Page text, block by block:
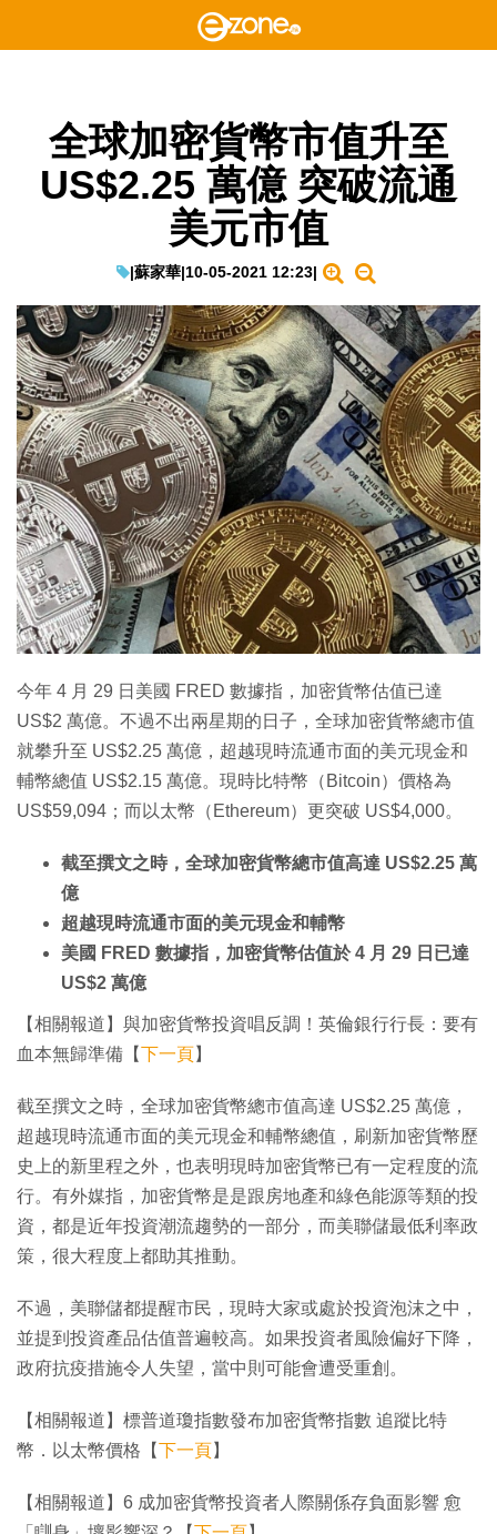
全球加密貨幣市值升至
US$2.25 萬億 突破流通
美元市值
|蘇家華|10-05-2021 12:23|
今年 4 月 29 日美國 FRED 數據指，加密貨幣估值已達
US$2 萬億。不過不出兩星期的日子，全球加密貨幣總市值
就攀升至 US$2.25 萬億，超越現時流通市面的美元現金和
輔幣總值 US$2.15 萬億。現時比特幣（Bitcoin）價格為
US$59,094；而以太幣（Ethereum）更突破 US$4,000。
截至撰文之時，全球加密貨幣總市值高達 US$2.25 萬
億
超越現時流通市面的美元現金和輔幣
美國 FRED 數據指，加密貨幣估值於 4 月 29 日已達
US$2 萬億
【相關報道】與加密貨幣投資唱反調！英倫銀行行長：要有
血本無歸準備【下一頁】
截至撰文之時，全球加密貨幣總市值高達 US$2.25 萬億，
超越現時流通市面的美元現金和輔幣總值，刷新加密貨幣歷
史上的新里程之外，也表明現時加密貨幣已有一定程度的流
行。有外媒指，加密貨幣是是跟房地產和綠色能源等類的投
資，都是近年投資潮流趨勢的一部分，而美聯儲最低利率政
策，很大程度上都助其推動。
不過，美聯儲都提醒市民，現時大家或處於投資泡沫之中，
並提到投資產品估值普遍較高。如果投資者風險偏好下降，
政府抗疫措施令人失望，當中則可能會遭受重創。
【相關報道】標普道瓊指數發布加密貨幣指數 追蹤比特
幣．以太幣價格【下一頁】
【相關報道】6 成加密貨幣投資者人際關係存負面影響 愈